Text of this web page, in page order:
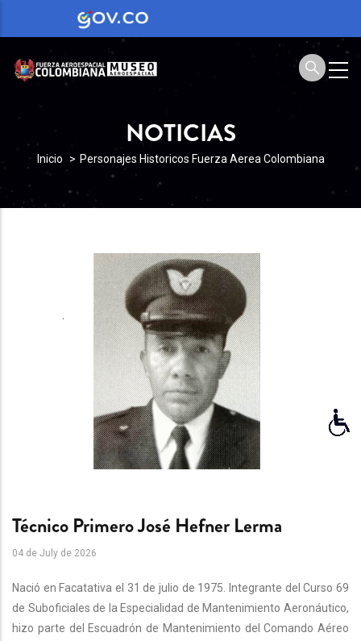
NOTICIAS
SOBRESCRIBIR
ENLACES
DE
NAVEGACIÓN
Inicio Personajes Historicos Fuerza Aerea Colombiana
Técnico Primero José Hefner Lerma
04 de July de 2026
Nació en Facatativa el 31 de julio de 1975. Integrante del Curso 69
de Suboficiales de la Especialidad de Mantenimiento Aeronáutico,
hizo parte del Escuadrón de Mantenimiento del Comando Aéreo